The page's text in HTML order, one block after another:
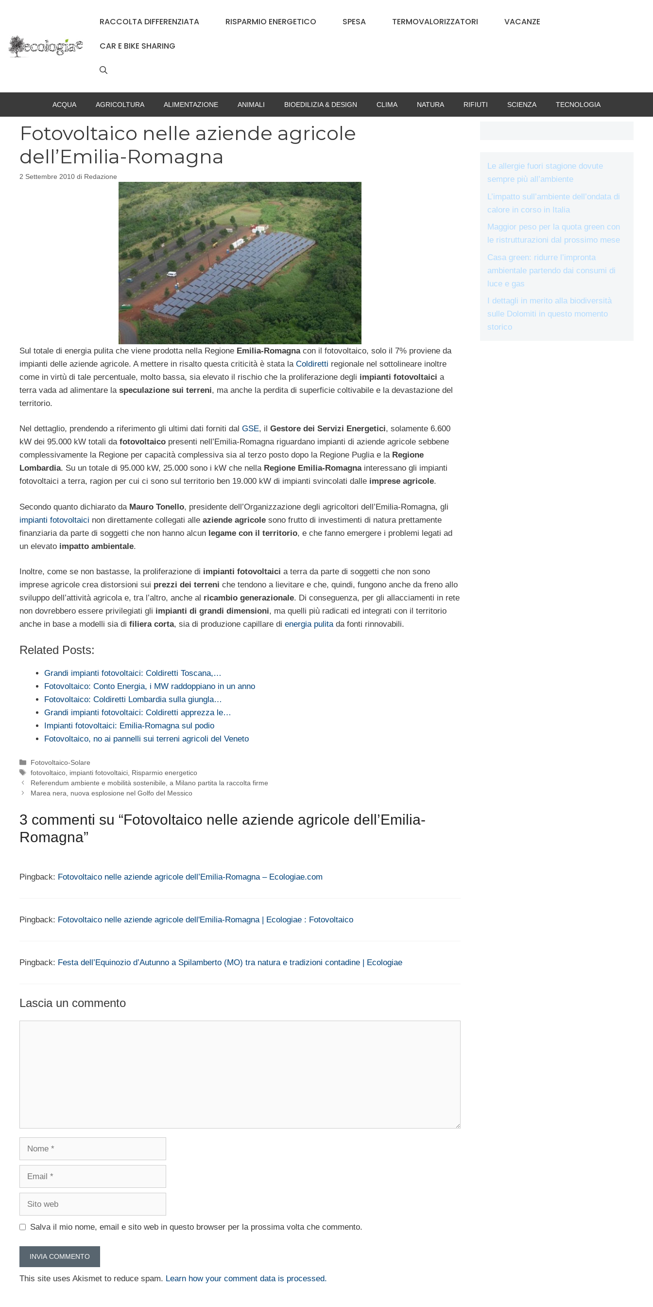
RACCOLTA DIFFERENZIATA RISPARMIO ENERGETICO SPESA TERMOVALORIZZATORI VACANZE
CAR E BIKE SHARING
ACQUA AGRICOLTURA ALIMENTAZIONE ANIMALI BIOEDILIZIA & DESIGN CLIMA NATURA RIFIUTI SCIENZA TECNOLOGIA
Fotovoltaico nelle aziende agricole
dell’Emilia-Romagna
2 Settembre 2010 di Redazione
Sul totale di energia pulita che viene prodotta nella Regione Emilia-Romagnacon il fotovoltaico, solo il 7% proviene da
impianti delle aziende agricole. A mettere in risalto questa criticità è stata la Coldiretti regionale nel sottolineare inoltre
come in virtù di tale percentuale, molto bassa, sia elevato il rischio che la proliferazione degli impianti fotovoltaici a
terra vada ad alimentare la speculazione sui terreni, ma anche la perdita di superficie coltivabile e la devastazione del
territorio.
Nel dettaglio, prendendo a riferimento gli ultimi dati forniti dal GSE, il Gestore dei Servizi Energetici, solamente 6.600
kW dei 95.000 kW totali dafotovoltaico presenti nell’Emilia-Romagna riguardano impianti di aziende agricole sebbene
complessivamente la Regione per capacità complessiva sia al terzo posto dopo la Regione Puglia e la Regione
Lombardia. Su un totale di 95.000 kW, 25.000 sono i kW che nella Regione Emilia-Romagnainteressano gli impianti
fotovoltaici a terra, ragion per cui ci sono sul territorio ben 19.000 kW di impianti svincolati dalle imprese agricole.
Secondo quanto dichiarato da Mauro Tonello, presidente dell’Organizzazione degli agricoltori dell’Emilia-Romagna, gli
impianti fotovoltaici non direttamente collegati alle aziende agricole sono frutto di investimenti di natura prettamente
finanziaria da parte di soggetti che non hanno alcun legame con il territorio, e che fanno emergere i problemi legati ad
un elevato impatto ambientale.
Inoltre, come se non bastasse, la proliferazione di impianti fotovoltaici a terra da parte di soggetti che non sono
imprese agricole crea distorsioni sui prezzi dei terreni che tendono a lievitare e che, quindi, fungono anche da freno allo
sviluppo dell’attività agricola e, tra l’altro, anche al ricambio generazionale. Di conseguenza, per gli allacciamenti in rete
non dovrebbero essere privilegiati gli impianti di grandi dimensioni, ma quelli più radicati ed integrati con il territorio
anche in base a modelli sia di filiera corta, sia di produzione capillare di energia pulitada fonti rinnovabili.
Related Posts:
Grandi impianti fotovoltaici: Coldiretti Toscana,…
Fotovoltaico: Conto Energia, i MW raddoppiano in un anno
Fotovoltaico: Coldiretti Lombardia sulla giungla…
Grandi impianti fotovoltaici: Coldiretti apprezza le…
Impianti fotovoltaici: Emilia-Romagna sul podio
Fotovoltaico, no ai pannelli sui terreni agricoli del Veneto
Categorie
Fotovoltaico-Solare
Tag
fotovoltaico impianti fotovoltaici Risparmio energetico
Referendum ambiente e mobilità sostenibile, a Milano partita la raccolta firme
Marea nera, nuova esplosione nel Golfo del Messico
3 commenti su “Fotovoltaico nelle aziende agricole dell’Emilia-
Romagna”
Pingback: Fotovoltaico nelle aziende agricole dell’Emilia-Romagna – Ecologiae.com
Pingback: Fotovoltaico nelle aziende agricole dell'Emilia-Romagna | Ecologiae : Fotovoltaico
Pingback: Festa dell’Equinozio d’Autunno a Spilamberto (MO) tra natura e tradizioni contadine | Ecologiae
Lascia un commento
Nome
Email
Sito
Salva il mio nome, email e sito web in questo browser per la prossima volta che commento.
This site uses Akismet to reduce spam. Learn how your comment data is processed.
Le allergie fuori stagione dovute
sempre più all’ambiente
L’impatto sull’ambiente dell’ondata di
calore in corso in Italia
Maggior peso per la quota green con
le ristrutturazioni dal prossimo mese
Casa green: ridurre l’impronta
ambientale partendo dai consumi di
luce e gas
I dettagli in merito alla biodiversità
sulle Dolomiti in questo momento
storico